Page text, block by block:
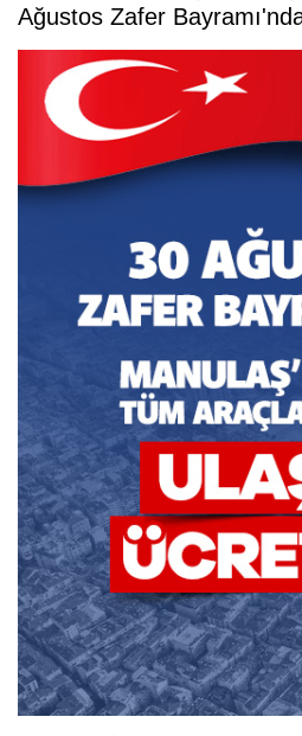
Ağustos Zafer